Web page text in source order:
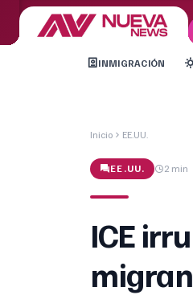
INMIGRACIÓN
Inicio EE.UU.
EE.UU. 2 min
ICE